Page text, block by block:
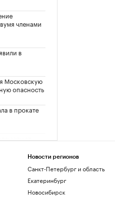
членами
в
Московскую
опасность
в прокате
Новости регионов
Санкт-Петербург и область
Екатеринбург
Новосибирск